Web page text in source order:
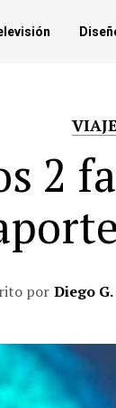
2
por Diego G.